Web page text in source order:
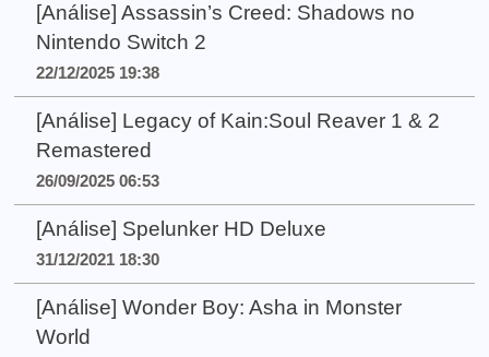
[Análise] Assassin’s Creed: Shadows no
Nintendo Switch 2
22/12/2025 19:38
[Análise] Legacy of Kain:Soul Reaver 1 & 2
Remastered
26/09/2025 06:53
[Análise] Spelunker HD Deluxe
31/12/2021 18:30
[Análise] Wonder Boy: Asha in Monster
World